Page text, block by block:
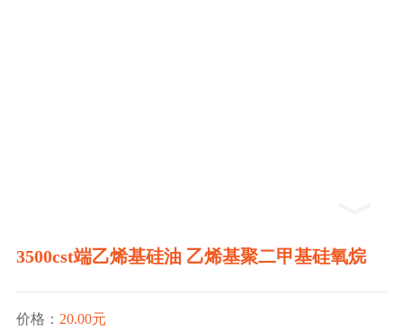
3500cst端乙烯基硅油 乙烯基聚二甲基硅氧烷
价格： 20.00元